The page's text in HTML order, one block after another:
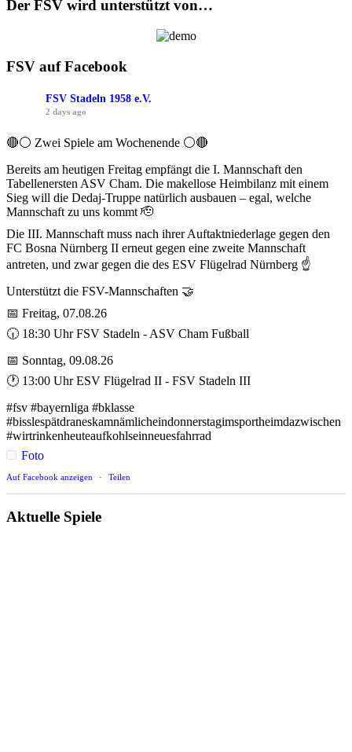
Der FSV wird unterstützt von…
FSV auf Facebook
FSV Stadeln 1958 e.V.
2 days ago
🔴⚪ Zwei Spiele am Wochenende ⚪️🔴
Bereits am heutigen Freitag empfängt die I. Mannschaft den
Tabellenersten ASV Cham. Die makellose Heimbilanz mit einem
Sieg will die Dedaj-Truppe natürlich ausbauen – egal, welche
Mannschaft zu uns kommt 🫡
Die III. Mannschaft muss nach ihrer Auftaktniederlage gegen den
FC Bosna Nürnberg II erneut gegen eine zweite Mannschaft
antreten, und zwar gegen die des ESV Flügelrad Nürnberg ☝️
Unterstützt die FSV-Mannschaften 🤝
📅 Freitag, 07.08.26
🕡 18:30 Uhr FSV Stadeln - ASV Cham Fußball
📅 Sonntag, 09.08.26
🕐 13:00 Uhr ESV Flügelrad II - FSV Stadeln III
#fsv #bayernliga #bklasse
#bisslespätdraneskamnämlicheindonnerstagimsportheimdazwischen
#wirtrinkenheuteaufkohlseinneuesfahrrad
Foto
Auf Facebook anzeigen · Teilen
Aktuelle Spiele